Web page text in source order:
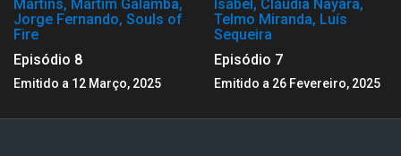
Martins, Martim Galamba,
Jorge Fernando, Souls of
Fire
Episódio 8
Emitido a 12 Março, 2025
Isabel, Cláudia Nayara,
Telmo Miranda, Luís
Sequeira
Episódio 7
Emitido a 26 Fevereiro, 2025